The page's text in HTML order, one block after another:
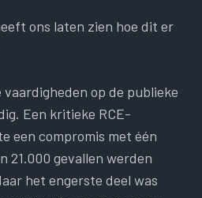
ons laten zien hoe dit er
vaardigheden op de publieke
Een kritieke RCE-
een compromis met één
21.000 gevallen werden
het engerste deel was